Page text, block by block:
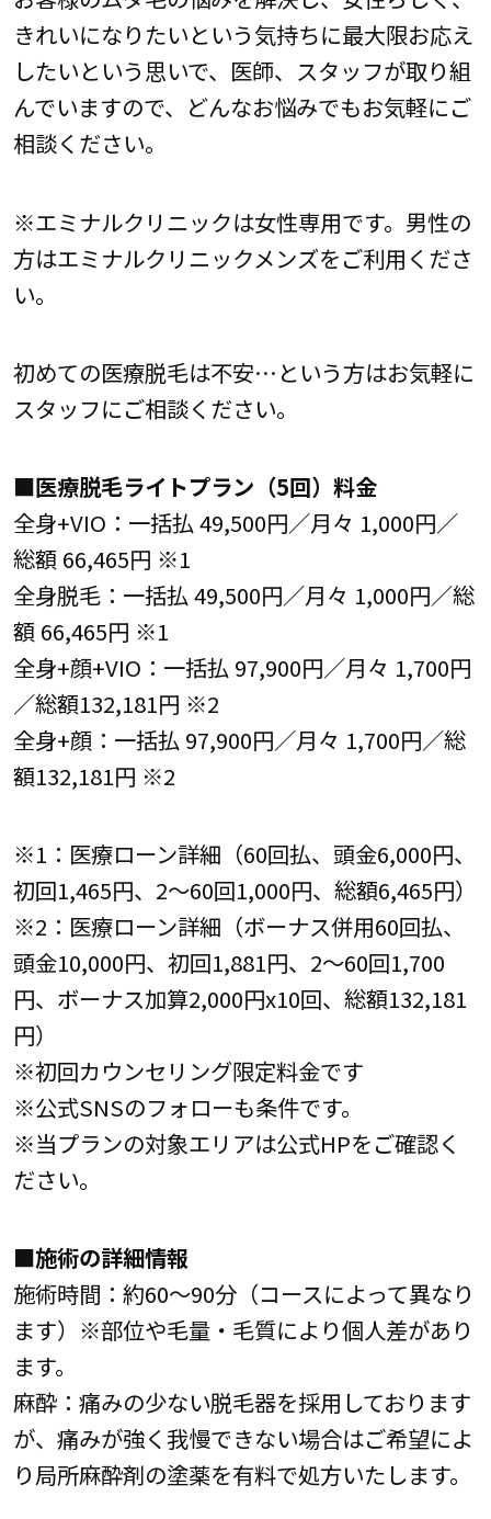
きれいになりたいという気持ちに最大限お応え
したいという思いで、医師、スタッフが取り組
んでいますので、どんなお悩みでもお気軽にご
相談ください。
※エミナルクリニックは女性専用です。男性の
方はエミナルクリニックメンズをご利用くださ
い。
初めての医療脱毛は不安…という方はお気軽に
スタッフにご相談ください。
■医療脱毛ライトプラン（5回）料金
全身+VIO：一括払 49,500円／月々 1,000円／
総額 66,465円 ※1
全身脱毛：一括払 49,500円／月々 1,000円／総
額 66,465円 ※1
全身+顔+VIO：一括払 97,900円／月々 1,700円
／総額132,181円 ※2
全身+顔：一括払 97,900円／月々 1,700円／総
額132,181円 ※2
※1：医療ローン詳細（60回払、頭金6,000円、
初回1,465円、2～60回1,000円、総額6,465円）
※2：医療ローン詳細（ボーナス併用60回払、
頭金10,000円、初回1,881円、2～60回1,700
円、ボーナス加算2,000円x10回、総額132,181
円）
※初回カウンセリング限定料金です
※公式SNSのフォローも条件です。
※当プランの対象エリアは公式HPをご確認く
ださい。
■施術の詳細情報
施術時間：約60～90分（コースによって異なり
ます）※部位や毛量・毛質により個人差があり
ます。
麻酔：痛みの少ない脱毛器を採用しております
が、痛みが強く我慢できない場合はご希望によ
り局所麻酔剤の塗薬を有料で処方いたします。